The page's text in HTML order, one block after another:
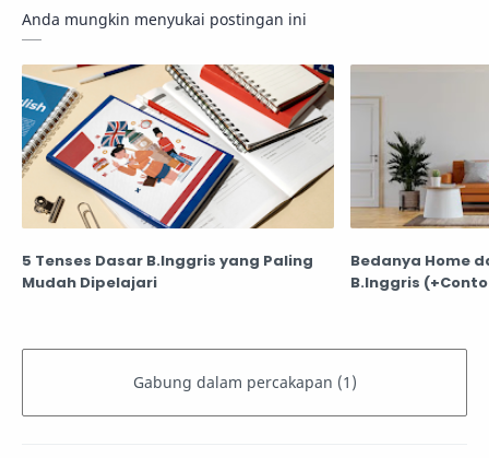
Anda mungkin menyukai postingan ini
5 Tenses Dasar B.Inggris yang Paling
Mudah Dipelajari
Bedanya Home
B.Inggris